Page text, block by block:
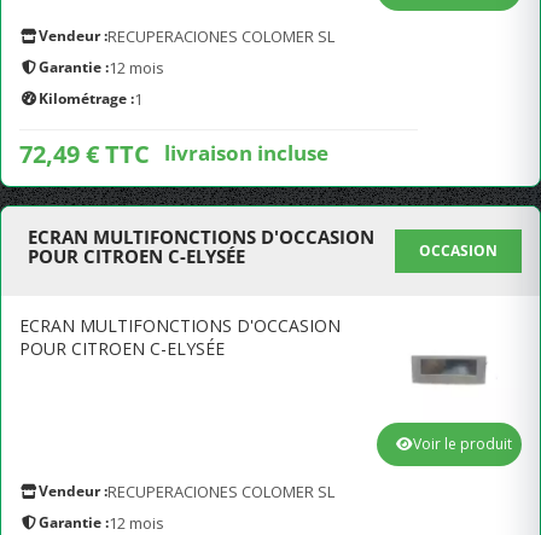
Vendeur :RECUPERACIONES COLOMER SL
Garantie :12 mois
Kilométrage :1
72,49 € TTC livraison incluse
ECRAN MULTIFONCTIONS D'OCCASION
POUR CITROEN C-ELYSÉE
OCCASION
ECRAN MULTIFONCTIONS D'OCCASION
POUR CITROEN C-ELYSÉE
Vendeur :RECUPERACIONES COLOMER SL
Garantie :12 mois
Voir le produit